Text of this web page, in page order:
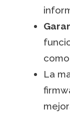
La